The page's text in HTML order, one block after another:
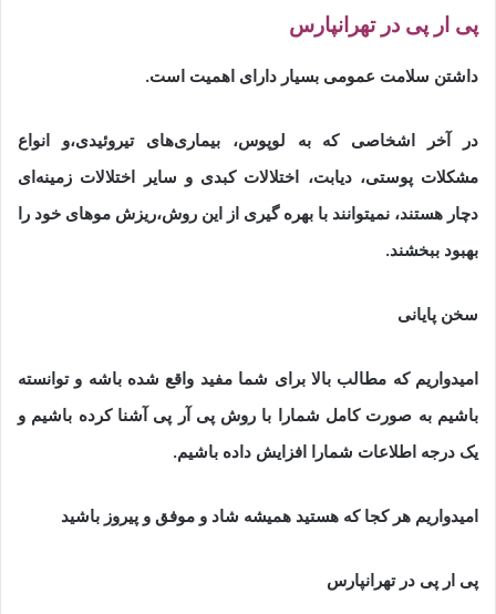
پی ار پی در تهرانپارس
داشتن سلامت عمومی بسیار دارای اهمیت است.
در آخر اشخاصی که به لوپوس، بیماری‌های تیروئیدی،و انواع
مشکلات پوستی، دیابت، اختلالات کبدی و سایر اختلالات زمینه‌ای
دچار هستند، نمیتوانند با بهره گیری از این روش،ریزش موهای خود را
بهبود ببخشند.
سخن پایانی
امیدواریم که مطالب بالا برای شما مفید واقع شده باشه و توانسته
باشیم به صورت کامل شمارا با روش پی آر پی آشنا کرده باشیم و
یک درجه اطلاعات شمارا افزایش داده باشیم.
امیدواریم هر کجا که هستید همیشه شاد و موفق و پیروز باشید
پی ار پی در تهرانپارس